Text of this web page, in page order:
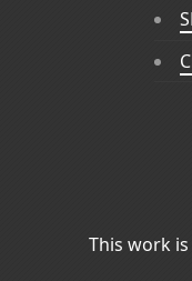
This work